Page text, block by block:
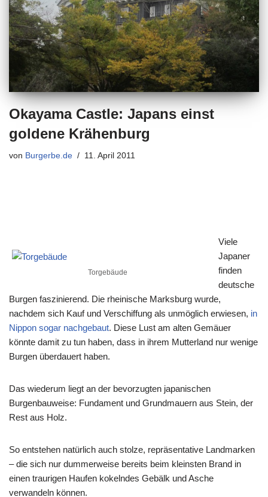
Okayama Castle: Japans einst
goldene Krähenburg
von Burgerbe.de 11. April 2011
Torgebäude
Viele
Japaner
finden
deutsche
Burgen faszinierend. Die rheinische Marksburg wurde,
nachdem sich Kauf und Verschiffung als unmöglich erwiesen, in
Nippon sogar nachgebaut. Diese Lust am alten Gemäuer
könnte damit zu tun haben, dass in ihrem Mutterland nur wenige
Burgen überdauert haben.
Das wiederum liegt an der bevorzugten japanischen
Burgenbauweise: Fundament und Grundmauern aus Stein, der
Rest aus Holz.
So entstehen natürlich auch stolze, repräsentative Landmarken
– die sich nur dummerweise bereits beim kleinsten Brand in
einen traurigen Haufen kokelndes Gebälk und Asche
verwandeln können.